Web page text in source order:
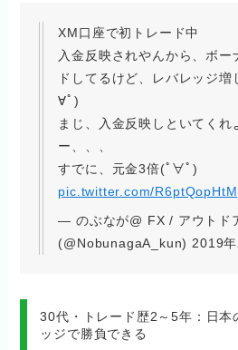
XM口座で初トレード中
入金反映されやんから、ボ
ドしてるけど、レバレッジ増
∀ﾟ)
まじ、入金反映しといてくれ
ー、、、
すでに、元金3倍(ﾟ∀ﾟ)
pic.twitter.com/R6ptQopHtM
— のぶなが@ FX / アウトド
(@NobunagaA_kun) 2019年
30代・トレード歴2～5年：日本
ッジで勝負できる